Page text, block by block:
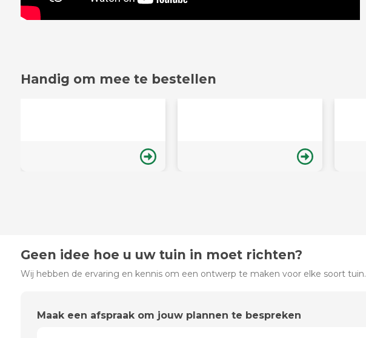
Handig om mee te bestellen
Geen idee hoe u uw tuin in moet richten?
Wij hebben de ervaring en kennis om een ontwerp te maken voor elke soort tuin.
Maak een afspraak om jouw plannen te bespreken